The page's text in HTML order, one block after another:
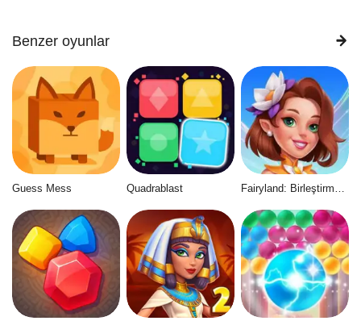
Benzer oyunlar
Guess Mess Quadrablast